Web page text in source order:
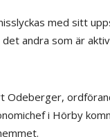
med sitt
andra som är
Odeberger,
i Hörby